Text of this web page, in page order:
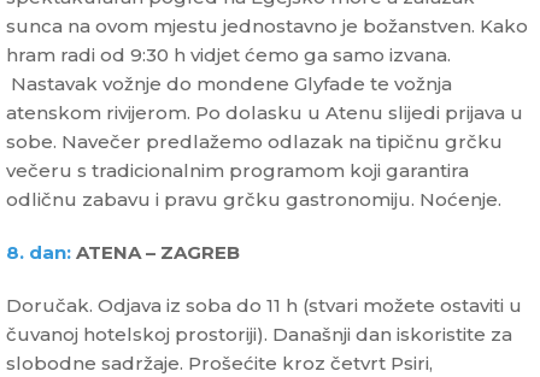
sunca na ovom mjestu jednostavno je božanstven. Kako
hram radi od 9:30 h vidjet ćemo ga samo izvana.
Nastavak vožnje do mondene Glyfade te vožnja
atenskom rivijerom. Po dolasku u Atenu slijedi prijava u
sobe. Navečer predlažemo odlazak na tipičnu grčku
večeru s tradicionalnim programom koji garantira
odličnu zabavu i pravu grčku gastronomiju. Noćenje.
8. dan: ATENA – ZAGREB
Doručak. Odjava iz soba do 11 h (stvari možete ostaviti u
čuvanoj hotelskoj prostoriji). Današnji dan iskoristite za
slobodne sadržaje. Prošećite kroz četvrt Psiri,